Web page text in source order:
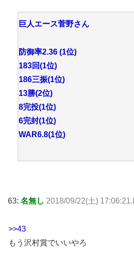
巨人エース菅野さん
防御率2.36 (1位)
183回(1位)
186三振(1位)
13勝(2位)
8完投(1位)
6完封(1位)
WAR6.8(1位)
63: 名無し 2018/09/22(土)
>>43
もう沢村賞でいいやろ